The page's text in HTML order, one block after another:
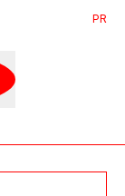
ナーたちの奮闘PR